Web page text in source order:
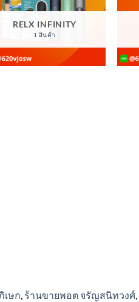
RELX INFINITY
1 สินค้า
เษก, ร้านขายพอต จรัญสนิทวงศ์,